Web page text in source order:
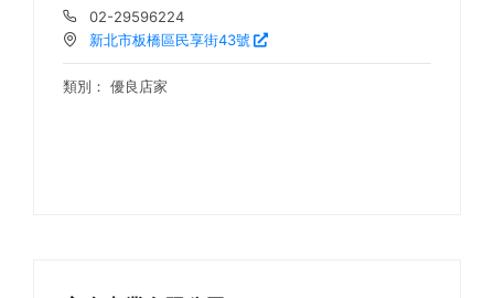
02-29596224
新北市板橋區民享街43號
類別： 優良店家